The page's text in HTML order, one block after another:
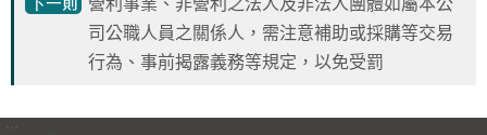
司公職人員之關係人，需注意補助或採購等交易
行為、事前揭露義務等規定，以免受罰